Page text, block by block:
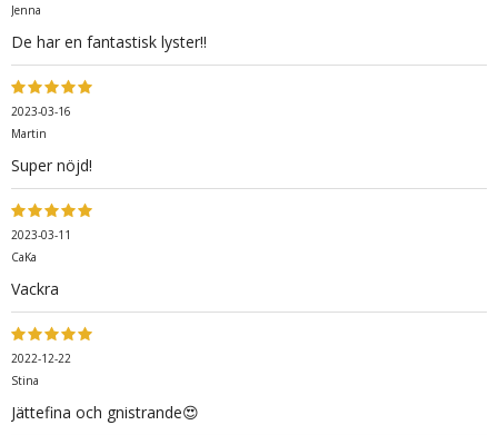
Jenna
De har en fantastisk lyster!!
2023-03-16
Martin
Super nöjd!
2023-03-11
CaKa
Vackra
2022-12-22
Stina
Jättefina och gnistrande😍